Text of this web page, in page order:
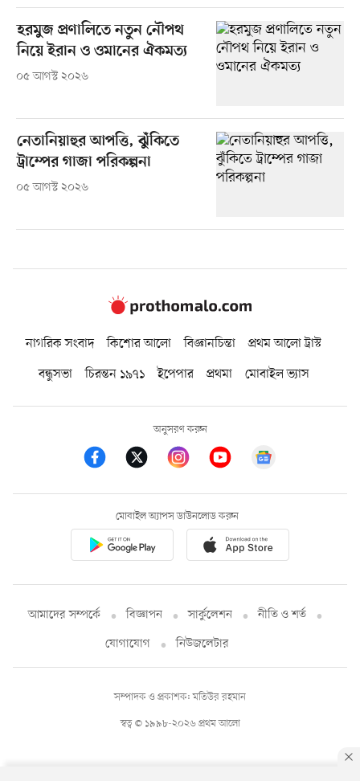
হরমুজ প্রণালিতে নতুন নৌপথ
নিয়ে ইরান ও ওমানের ঐকমত্য
০৫ আগস্ট ২০২৬
নেতানিয়াহুর আপত্তি, ঝুঁকিতে
ট্রাম্পের গাজা পরিকল্পনা
০৫ আগস্ট ২০২৬
নাগরিক সংবাদ কিশোর আলো বিজ্ঞানচিন্তা
প্রথম আলো ট্রাস্ট
বন্ধুসভা
চিরন্তন ১৯৭১ ইপেপার প্রথমা মোবাইল ভ্যাস
অনুসরণ করুন
মোবাইল অ্যাপস ডাউনলোড করুন
আমাদের সম্পর্কে বিজ্ঞাপন সার্কুলেশন
নীতি ও শর্ত
যোগাযোগ
নিউজলেটার
স্বত্ব © ১৯৯৮-২০২৬ প্রথম আলো
সম্পাদক ও প্রকাশক: মতিউর রহমান